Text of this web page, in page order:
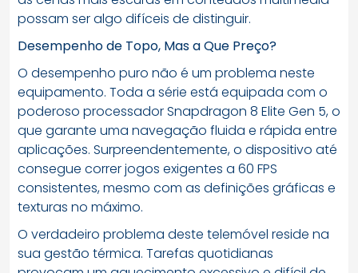
possam ser algo difíceis de distinguir.
Desempenho de Topo, Mas a Que Preço?
O desempenho puro não é um problema neste
equipamento. Toda a série está equipada com o
poderoso processador Snapdragon 8 Elite Gen 5, o
que garante uma navegação fluida e rápida entre
aplicações. Surpreendentemente, o dispositivo até
consegue correr jogos exigentes a 60 FPS
consistentes, mesmo com as definições gráficas e
texturas no máximo.
O verdadeiro problema deste telemóvel reside na
sua gestão térmica. Tarefas quotidianas